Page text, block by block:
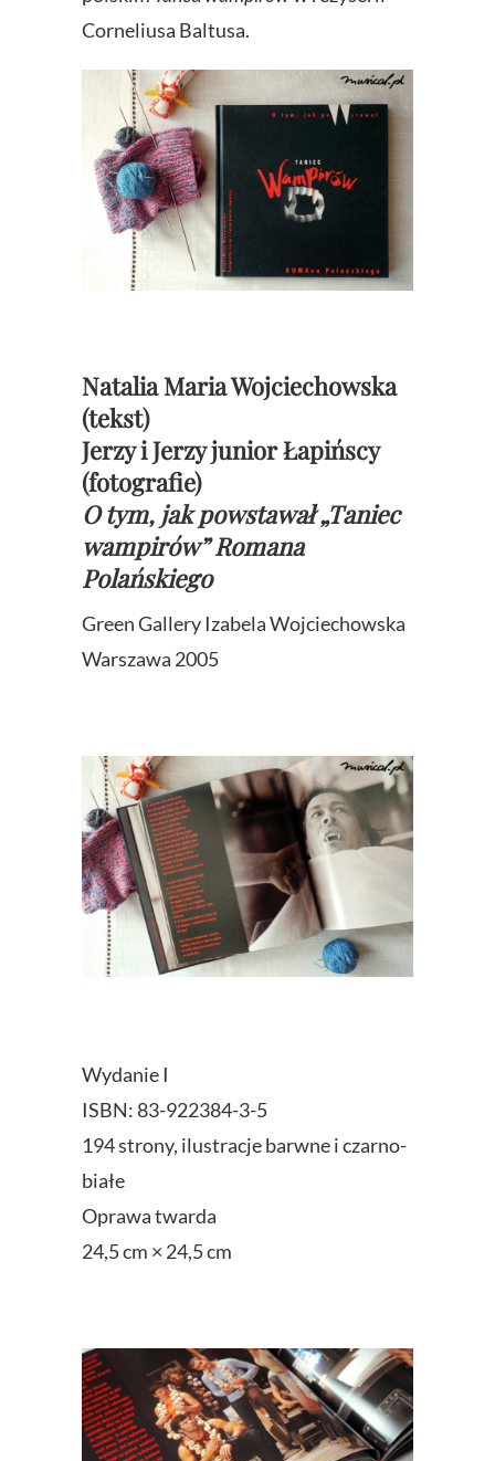
Corneliusa Baltusa.
Natalia Maria Wojciechowska
(tekst)
Jerzy i Jerzy junior Łapińscy
(fotografie)
O tym, jak powstawał „Taniec
wampirów” Romana
Polańskiego
Green Gallery Izabela Wojciechowska
Warszawa 2005
Wydanie I
ISBN: 83-922384-3-5
194 strony, ilustracje barwne i czarno-
białe
Oprawa twarda
24,5 cm × 24,5 cm